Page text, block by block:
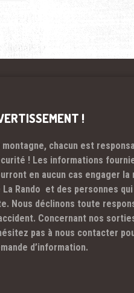
!
montagne, chacun est
! Les informations
en aucun cas engager
La Rando et des personnes
Nous déclinons toute
Concernant nos
pas à nous contacter
d’information.